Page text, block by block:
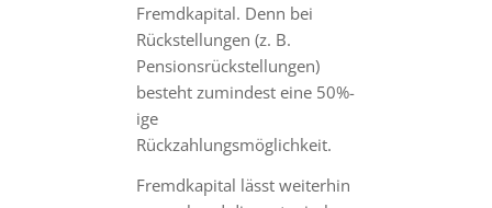
Fremdkapital. Denn bei
Rückstellungen (z. B.
Pensionsrückstellungen)
besteht zumindest eine 50%-
ige
Rückzahlungsmöglichkeit.
Fremdkapital lässt weiterhin